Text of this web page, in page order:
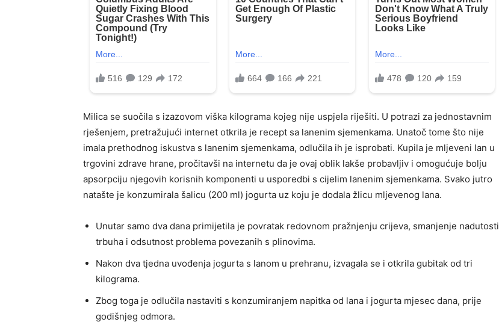
Milica se suočila s izazovom viška kilograma kojeg nije uspjela riješiti. U potrazi za jednostavnim
rješenjem, pretražujući internet otkrila je recept sa lanenim sjemenkama. Unatoč tome što nije
imala prethodnog iskustva s lanenim sjemenkama, odlučila ih je isprobati. Kupila je mljeveni lan u
trgovini zdrave hrane, pročitavši na internetu da je ovaj oblik lakše probavljiv i omogućuje bolju
apsorpciju njegovih korisnih komponenti u usporedbi s cijelim lanenim sjemenkama. Svako jutro
natašte je konzumirala šalicu (200 ml) jogurta uz koju je dodala žlicu mljevenog lana.
Unutar samo dva dana primijetila je povratak redovnom pražnjenju crijeva, smanjenje nadutosti
trbuha i odsutnost problema povezanih s plinovima.
Nakon dva tjedna uvođenja jogurta s lanom u prehranu, izvagala se i otkrila gubitak od tri
kilograma.
Zbog toga je odlučila nastaviti s konzumiranjem napitka od lana i jogurta mjesec dana, prije
godišnjeg odmora.